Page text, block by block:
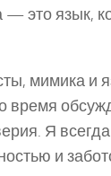
— это язык,
мимика и
время
Я
и